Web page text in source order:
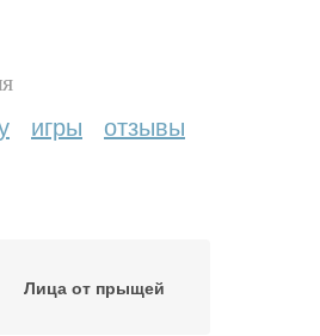
игры отзывы
Лица от прыщей